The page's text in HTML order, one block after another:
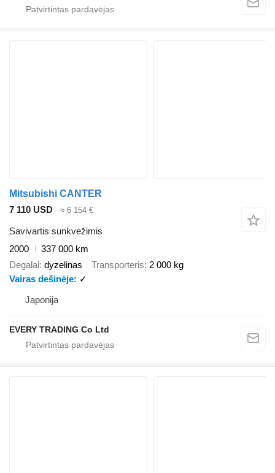
Mitsubishi CANTER
7 110 USD
≈ 6 154 €
Savivartis sunkvežimis
2000
337 000 km
Degalai dyzelinas Transporteris 2 000 kg
Vairas dešinėje
✓
Japonija
EVERY TRADING Co Ltd